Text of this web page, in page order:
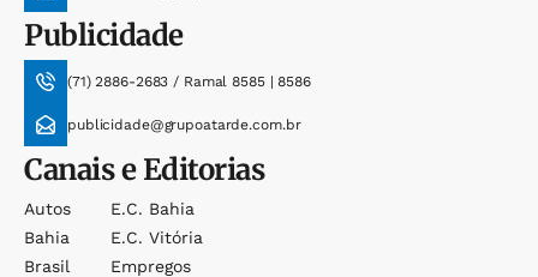
Publicidade
(71) 2886-2683 / Ramal 8585 | 8586
publicidade@grupoatarde.com.br
Canais e Editorias
Autos
Bahia
Brasil
E.c. Bahia
E.c. Vitória
Empregos